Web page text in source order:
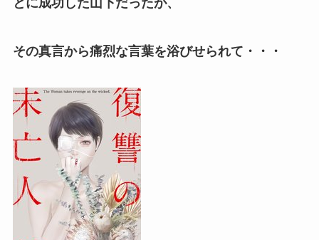
その真言から痛烈な言葉を浴びせられて・・・